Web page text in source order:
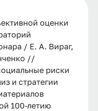
оценки
/ Е. А. Вираг,
//
риски
и стратегии
100-летию